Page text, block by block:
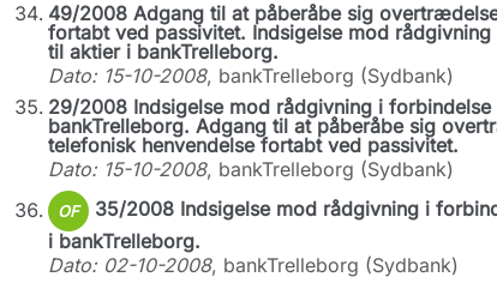
49/2008 Adgang til at påberåbe sig
fortabt ved passivitet. Indsigelse mod
til aktier i bankTrelleborg.
Dato: 15-10-2008, bankTrelleborg (Sydbank)
29/2008 Indsigelse mod rådgivning i
bankTrelleborg. Adgang til at påberåbe sig
telefonisk henvendelse fortabt ved passivitet.
Dato: 15-10-2008, bankTrelleborg (Sydbank)
OF
35/2008 Indsigelse mod rådgivning i
i bankTrelleborg.
Dato: 02-10-2008, bankTrelleborg (Sydbank)